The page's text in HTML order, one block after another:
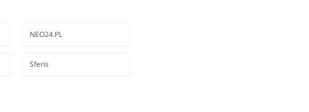
NEO24.PL
Sferis